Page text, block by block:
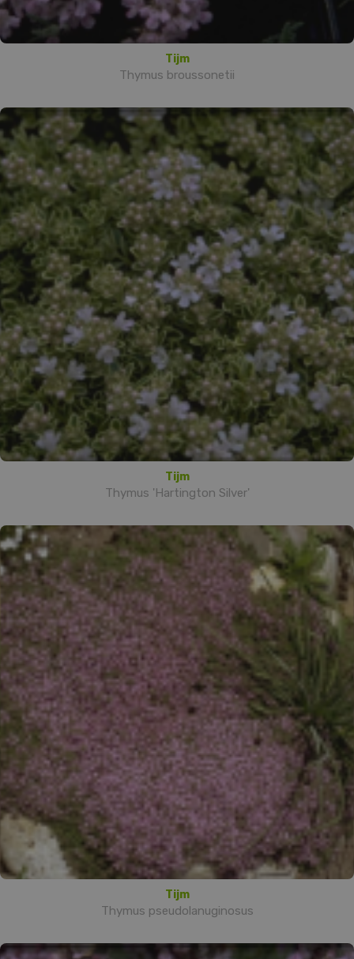
Tijm
Thymus broussonetii
Tijm
Thymus 'Hartington Silver'
Tijm
Thymus pseudolanuginosus